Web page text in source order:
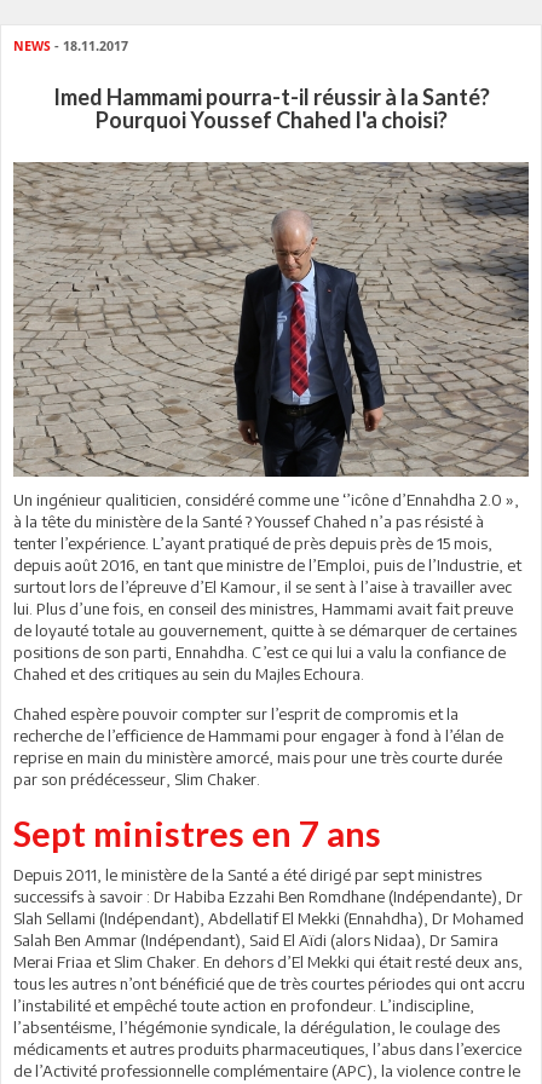
NEWS - 18.11.2017
Imed Hammami pourra-t-il réussir à la Santé?
Pourquoi Youssef Chahed l'a choisi?
Un ingénieur qualiticien, considéré comme une ‘’icône d’Ennahdha 2.0 »,
à la tête du ministère de la Santé ? Youssef Chahed n’a pas résisté à
tenter l’expérience. L’ayant pratiqué de près depuis près de 15 mois,
depuis août 2016, en tant que ministre de l’Emploi, puis de l’Industrie, et
surtout lors de l’épreuve d’El Kamour, il se sent à l’aise à travailler avec
lui. Plus d’une fois, en conseil des ministres, Hammami avait fait preuve
de loyauté totale au gouvernement, quitte à se démarquer de certaines
positions de son parti, Ennahdha. C’est ce qui lui a valu la confiance de
Chahed et des critiques au sein du Majles Echoura.
Chahed espère pouvoir compter sur l’esprit de compromis et la
recherche de l’efficience de Hammami pour engager à fond à l’élan de
reprise en main du ministère amorcé, mais pour une très courte durée
par son prédécesseur, Slim Chaker.
Sept ministres en 7 ans
Depuis 2011, le ministère de la Santé a été dirigé par sept ministres
successifs à savoir : Dr Habiba Ezzahi Ben Romdhane (Indépendante), Dr
Slah Sellami (Indépendant), Abdellatif El Mekki (Ennahdha), Dr Mohamed
Salah Ben Ammar (Indépendant), Said El Aïdi (alors Nidaa), Dr Samira
Merai Friaa et Slim Chaker. En dehors d’El Mekki qui était resté deux ans,
tous les autres n’ont bénéficié que de très courtes périodes qui ont accru
l’instabilité et empêché toute action en profondeur. L’indiscipline,
l’absentéisme, l’hégémonie syndicale, la dérégulation, le coulage des
médicaments et autres produits pharmaceutiques, l’abus dans l’exercice
de l’Activité professionnelle complémentaire (APC), la violence contre le